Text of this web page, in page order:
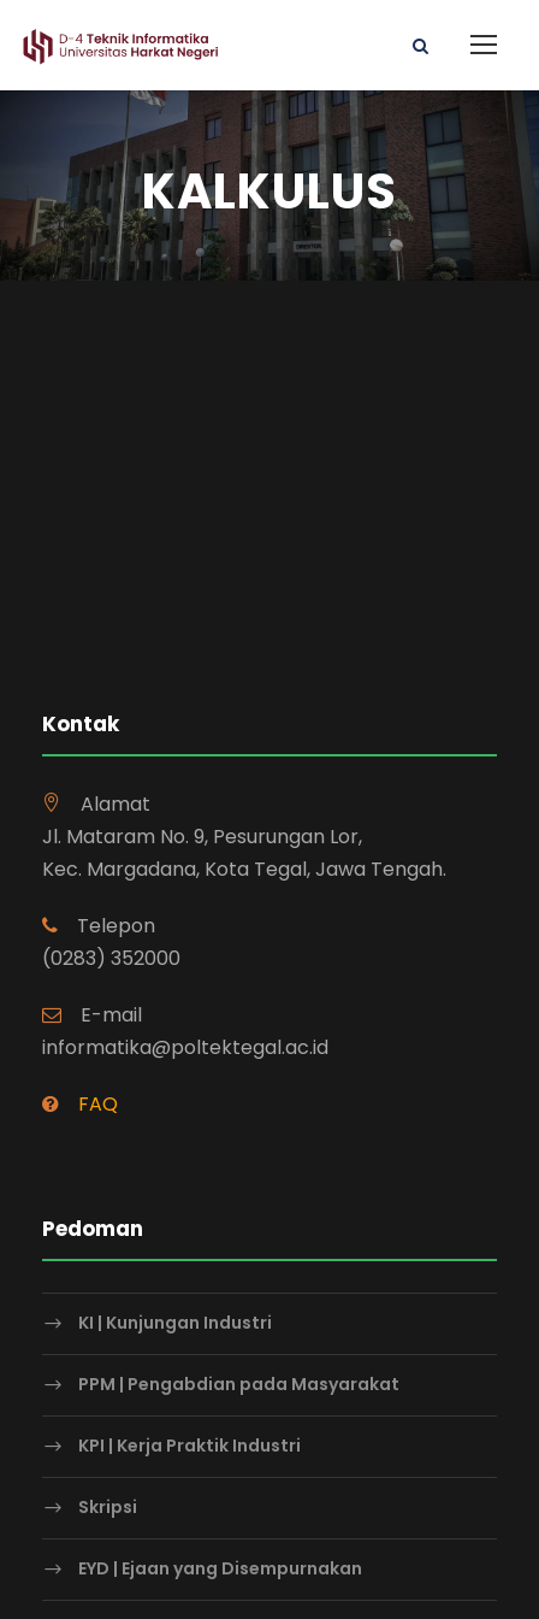
KALKULUS
Kontak
Alamat
Jl. Mataram No. 9, Pesurungan Lor,
Kec. Margadana, Kota Tegal, Jawa Tengah.
Telepon
(0283) 352000
E-mail
informatika@poltektegal.ac.id
FAQ
Pedoman
KI | Kunjungan Industri
PPM | Pengabdian pada Masyarakat
KPI | Kerja Praktik Industri
Skripsi
EYD | Ejaan yang Disempurnakan